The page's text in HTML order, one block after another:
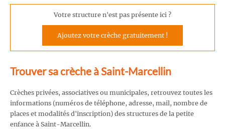
Votre structure n'est pas présente ici ?
Ajoutez votre crèche gratuitement !
Trouver sa crèche à Saint-Marcellin
Crèches privées, associatives ou municipales, retrouvez toutes les
informations (numéros de téléphone, adresse, mail, nombre de
places et modalités d'inscription) des structures de la petite
enfance à Saint-Marcellin.